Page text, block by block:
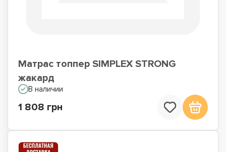
Матрас топпер SIMPLEX STRONG
жакард
В наличии
1 808 грн